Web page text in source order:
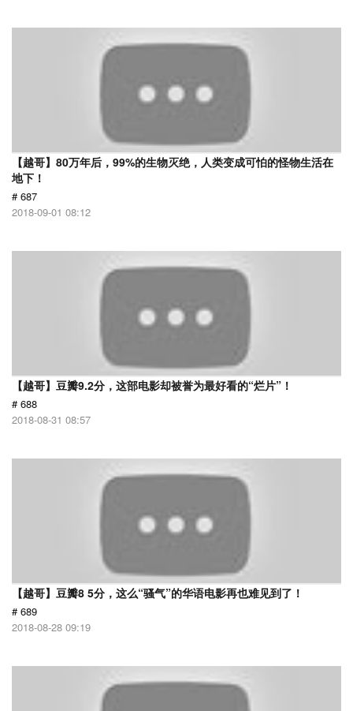
【越哥】80万年后，99%的生物灭绝，人类变成可怕的怪物生活在
地下！
# 687
2018-09-01 08:12
【越哥】豆瓣9.2分，这部电影却被誉为最好看的“烂片”！
# 688
2018-08-31 08:57
【越哥】豆瓣8 5分，这么“骚气”的华语电影再也难见到了！
# 689
2018-08-28 09:19